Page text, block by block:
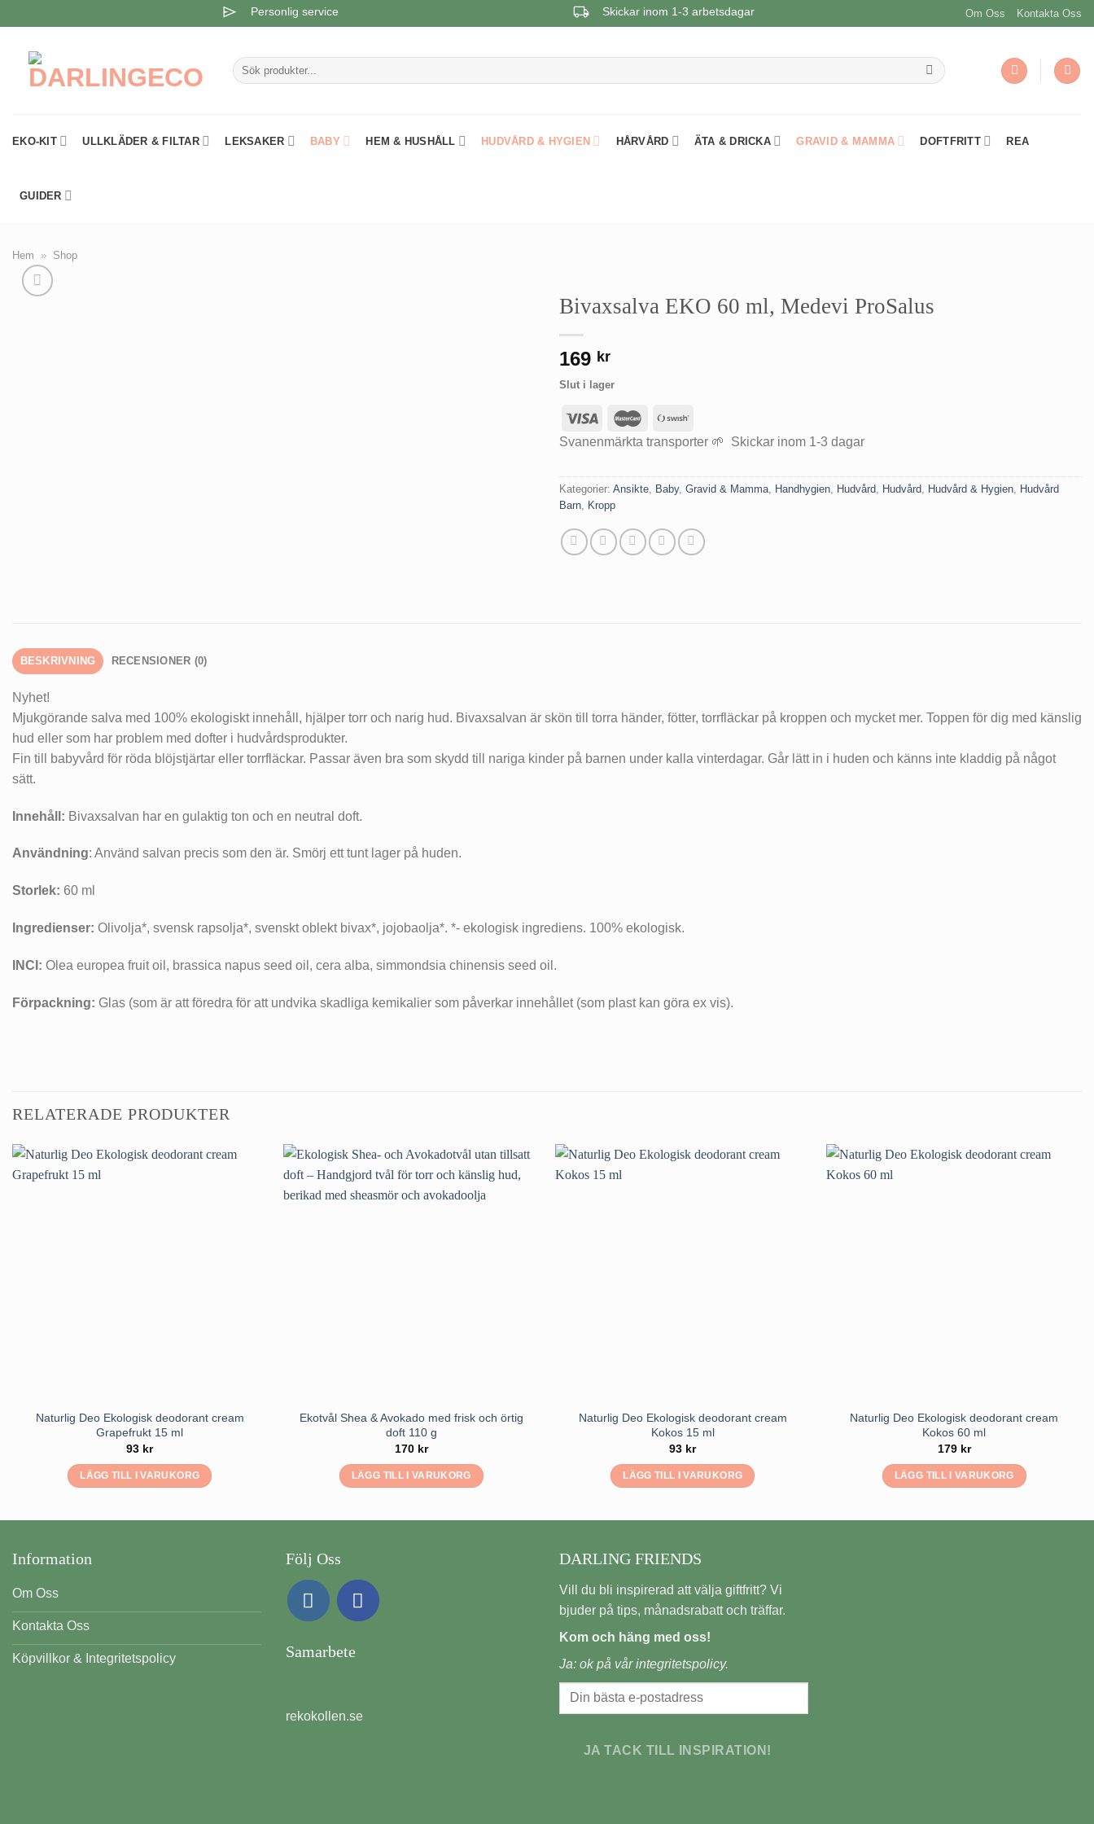
to
content
Personlig service Skickar inom 1-3 arbetsdagar Om Oss Kontakta Oss
Sök
efter:
EKO-KIT ULLKLÄDER & FILTAR LEKSAKER BABY HEM & HUSHÅLL HUDVÅRD & HYGIEN HÅRVÅRD ÄTA & DRICKA GRAVID & MAMMA DOFTFRITT REA
GUIDER
Hem » Shop
Bivaxsalva EKO 60 ml, Medevi ProSalus
169 kr
Slut i lager
Svanenmärkta transporter 🌱 Skickar inom 1-3 dagar
Kategorier: Ansikte Baby, Gravid & Mamma Handhygien Hudvård Hudvård Hudvård & Hygien
Hudvård
Barn
Kropp
BESKRIVNING RECENSIONER (0)
Nyhet!
Mjukgörande salva med 100% ekologiskt innehåll, hjälper torr och narig hud. Bivaxsalvan är skön till torra händer, fötter, torrfläckar på kroppen och mycket mer. Toppen för dig med känslig
hud eller som har problem med dofter i hudvårdsprodukter.
Fin till babyvård för röda blöjstjärtar eller torrfläckar. Passar även bra som skydd till nariga kinder på barnen under kalla vinterdagar. Går lätt in i huden och känns inte kladdig på något
sätt.
Innehåll: Bivaxsalvan har en gulaktig ton och en neutral doft.
Användning: Använd salvan precis som den är. Smörj ett tunt lager på huden.
Storlek: 60 ml
Ingredienser: Olivolja*, svensk rapsolja*, svenskt oblekt bivax*, jojobaolja*. *- ekologisk ingrediens. 100% ekologisk.
INCI: Olea europea fruit oil, brassica napus seed oil, cera alba, simmondsia chinensis seed oil.
Förpackning: Glas (som är att föredra för att undvika skadliga kemikalier som påverkar innehållet (som plast kan göra ex vis).
RELATERADE PRODUKTER
Naturlig Deo Ekologisk deodorant cream
Grapefrukt 15 ml
93 kr
LÄGG TILL I VARUKORG
Ekotvål Shea & Avokado med frisk och örtig
doft 110 g
170 kr
LÄGG TILL I VARUKORG
Naturlig Deo Ekologisk deodorant cream
Kokos 15 ml
93 kr
LÄGG TILL I VARUKORG
Naturlig Deo Ekologisk deodorant cream
Kokos 60 ml
179 kr
LÄGG TILL I VARUKORG
Information
Om Oss
Kontakta Oss
Köpvillkor & Integritetspolicy
Följ Oss
Samarbete
rekokollen.se
DARLING FRIENDS
Vill du bli inspirerad att välja giftfritt? Vi
bjuder på tips, månadsrabatt och träffar.
Kom och häng med oss!
Ja: ok på vårintegritetspolicy.
JA TACK TILL INSPIRATION!